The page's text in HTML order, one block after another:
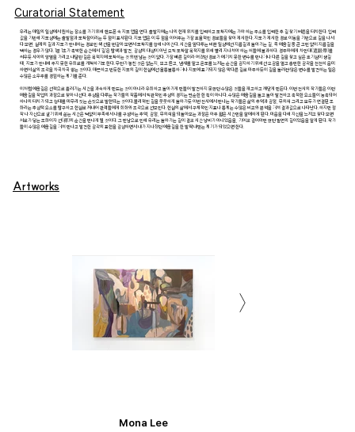
Curatorial Statement
우리는 매일의 일상에서 원하는 장소를 가기 위해 핸드폰 속 지도 앱을 연다. 출발지에는 나의 현재 위치를 입력하고 도착지에는 가야 하는 주소를 입력한 후 길 찾기 버튼을 터치한다. 입력
값을 기반해 지도상에는 출발점과 도착점이라는 두 점이 표시된다. 지도 앱은 이 두 점을 이어주는 가장 효율적인 경로들을 찾아 제시한다. 지도가 제시한 경로 이동을 기반으로 길을 나서
다 보면, 실제의 길과 지도가 안내하는 경로인 색 선을 번갈아 보면서 도착지를 향해 나아간다. 시간을 앞다투는 바쁜 일상에선 지름길과 돌아가는 길, 즉 에움길 중 큰 고민 없이 지름길을
택하는 경우가 많다. 1분 1초가 촉박한 순간에서 ‘길’은 탐색과 발견, 감상의 대상이 아닌 오직 도착할 목적지를 위해 빨리 지나쳐야 하는 허들에 불과하다. 경주마에게 차안대(遮眼帶)를
씌우듯 시야의 양옆을 가리고 내달린 길은 목적지에 도착하는 것 외엔 남는 것이 없다. 가장 빠른 길이라 여겼던 경로가 예기치 못한 변수를 만나거나 다른 길을 찾고 싶은 호기심이 생길
때, 지도가 안내해 주지 못한 우회로를 개척하기도 한다. 무언가 놓친 것은 없는지, 보고 듣고, 냄새를 맡고 온도를 느끼는 순간을 감지하기 위해선 오감을 열고 충만한 감각을 천천히 음미
하면서 삶의 조각을 차곡차곡 쌓는 것이다. 매끈하고 반듯한 지도의 길이 현실에선 울퉁불퉁하거나 지도에 표기되지 않은 막다른 길로 마주하듯이 길을 둘러싼 많은 변수를 발견하는 일은
수많은 소우주를 경험하는 계기를 준다.
이처럼 에움길은 선적으로 흘러가는 시간을 과속하게 만드는 것이 아니라 우회하고 돌아가게 만들어 발견하지 못했던 수많은 것들을 재고하고 깨닫게 만든다. 이번 전시의 작가들은 이런
에움길을 작업의 과정으로 찾아 나선다. 추상을 다루는 작가들의 작품에서 직관적인 추상의 경지는 단순한 한 획이 아니다. 수많은 에움길을 돌고 돌아 발견하고 축적한 요소들이 농축되어
하나의 터치가 되고 형태를 마무리 짓는 손짓으로 발현되는 것이다.물리적인 길을 꿋꿋하게 돌아가듯 이번 전시에서 만나는 작가들은 삶의 추억과 감정, 무의식 그리고 모두가 연결된 조
화라는 추상적 요소를 탐구하고 현실로 꺼내어 관객들에게 회화와 조각으로 선보인다. 현실의 삶에서 구체적인 지표나 통계는 수많은 비교와 분석을 거쳐 결과값으로 나타난다. 하지만 정
작 나 자신으로 살기 위해 쏟는 시간은 턱없이 부족해서 나를 구성하는 추억, 감정, 무의식을 되돌아보는 과정은 아주 짧은 시간만을 할애하게 된다. 마음을 다해 자신을 느끼고 찾다 보면
서로가 닿는 조화이자 선(禪)의 순간을 만나게 될 것이다. 그 만남으로 인해 우리는 돌아가는 길이 결코 시간 낭비가 아니었음을, 기어코 걸어야만 했던 필연의 길이었음을 알게 된다. 작가
들이 수많은 에움길을 거쳐 만나고 발견한 감각의 표현을 감상하면서 내가 지나쳤던 에움길을 한 발짝 내딛는 계기가 되었으면 한다.
Artworks
Mona Lee
Mona Lee
Jia Shin
Yeonjin Kim
Yeonjin Kim
Yeonjin Kim
Lacey Kim
Mona Lee
Mona Lee
Jia Shin
Yeonjin Kim
Yeonjin Kim
Yeonjin Kim
Lacey Kim
Mona Lee
Mona Lee
Jia Shin
Yeonjin Kim
Yeonjin Kim
Yeonjin Kim
Lacey Kim
Mona Lee
Mona Lee
Jia Shin
Yeonjin Kim
Yeonjin Kim
Yeonjin Kim
Lacey Kim
Mona Lee
Mona Lee
Jia Shin
Yeonjin Kim
Yeonjin Kim
Yeonjin Kim
Lacey Kim